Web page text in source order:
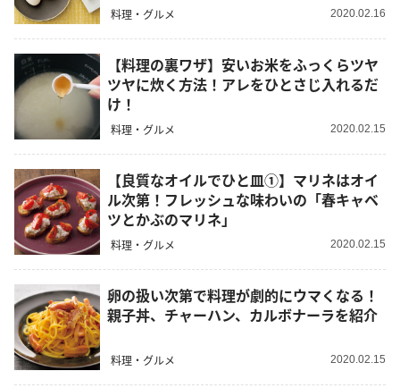
料理・グルメ 2020.02.16
【料理の裏ワザ】安いお米をふっくらツヤ
ツヤに炊く方法！アレをひとさじ入れるだ
け！
料理・グルメ 2020.02.15
【良質なオイルでひと皿①】マリネはオイ
ル次第！フレッシュな味わいの「春キャベ
ツとかぶのマリネ」
料理・グルメ 2020.02.15
卵の扱い次第で料理が劇的にウマくなる！
親子丼、チャーハン、カルボナーラを紹介
料理・グルメ 2020.02.15